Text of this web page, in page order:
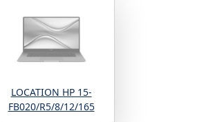
LOCATION HP 15-
FB020/R5/8/12/165